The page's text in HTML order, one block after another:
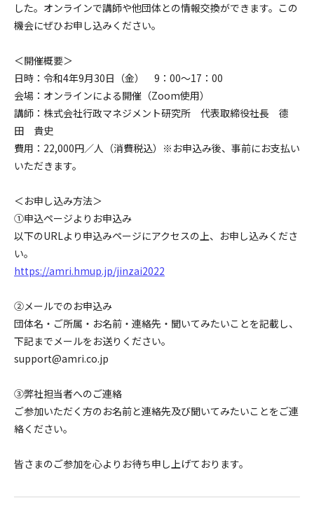
した。オンラインで講師や他団体との情報交換ができます。この
機会にぜひお申し込みください。
＜開催概要＞
日時：令和4年9月30日（金） 9：00～17：00
会場：オンラインによる開催（Zoom使用）
講師：株式会社行政マネジメント研究所 代表取締役社長 德
田 貴史
費用：22,000円／人（消費税込）※お申込み後、事前にお支払い
いただきます。
＜お申し込み方法＞
➀申込ページよりお申込み
以下のURLより申込みページにアクセスの上、お申し込みくださ
い。
https://amri.hmup.jp/jinzai2022
②メールでのお申込み
団体名・ご所属・お名前・連絡先・聞いてみたいことを記載し、
下記までメールをお送りください。
support@amri.co.jp
③弊社担当者へのご連絡
ご参加いただく方のお名前と連絡先及び聞いてみたいことをご連
絡ください。
皆さまのご参加を心よりお待ち申し上げております。